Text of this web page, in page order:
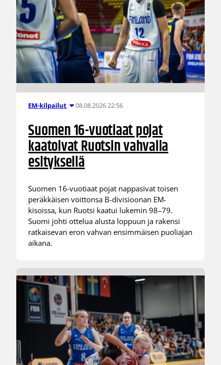
EM-kilpailut 08.08.2026 22:56
Suomen 16-vuotiaat pojat
kaatoivat Ruotsin vahvalla
esityksellä
Suomen 16-vuotiaat pojat nappasivat toisen
peräkkäisen voittonsa B-divisioonan EM-
kisoissa, kun Ruotsi kaatui lukemin 98–79.
Suomi johti ottelua alusta loppuun ja rakensi
ratkaisevan eron vahvan ensimmäisen puoliajan
aikana.